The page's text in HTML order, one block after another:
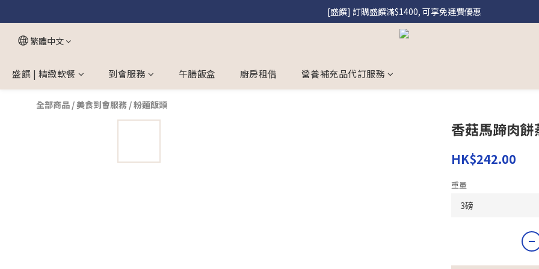
[盛饌] 註冊會員購買盛饌即享95折優惠
[盛饌] 訂購盛饌滿$1400, 可享免運費優惠
[到會] 非牟利機構訂購美食到會滿$2000, 即享9折優惠, 優惠碼「NGO10
繁體中文
盛饌 | 精緻軟餐 到會服務 午膳飯盒 廚房租借 營養補充品代訂服務
全部商品 /美食到會服務 /粉麵飯類
香菇馬蹄肉餅
HK$242.00
重量